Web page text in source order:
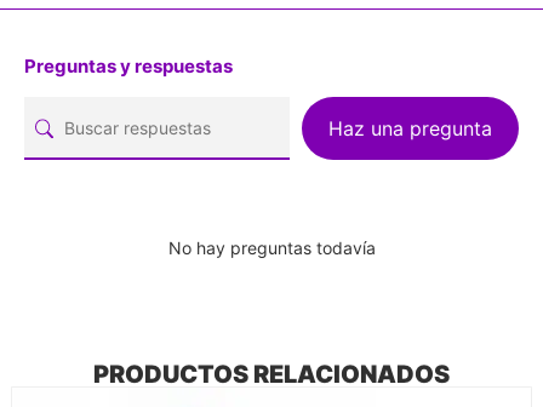
Preguntas y respuestas
Haz una pregunta
No hay preguntas todavía
PRODUCTOS RELACIONADOS